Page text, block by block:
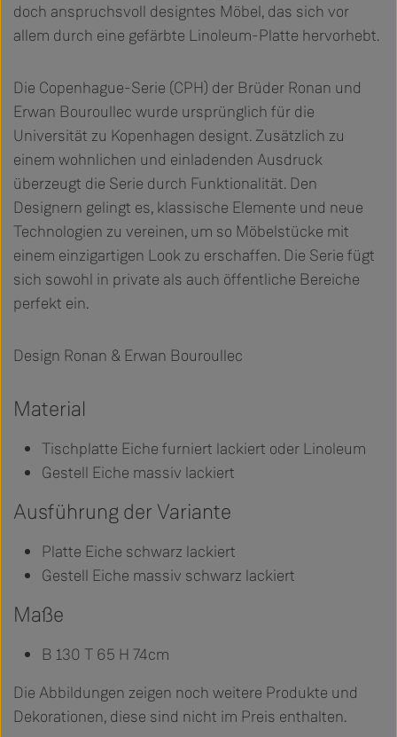
doch anspruchsvoll designtes Möbel, das sich vor
allem durch eine gefärbte Linoleum-Platte hervorhebt.
Die Copenhague-Serie (CPH) der Brüder Ronan und
Erwan Bouroullec wurde ursprünglich für die
Universität zu Kopenhagen designt. Zusätzlich zu
einem wohnlichen und einladenden Ausdruck
überzeugt die Serie durch Funktionalität. Den
Designern gelingt es, klassische Elemente und neue
Technologien zu vereinen, um so Möbelstücke mit
einem einzigartigen Look zu erschaffen. Die Serie fügt
sich sowohl in private als auch öffentliche Bereiche
perfekt ein.
Design Ronan & Erwan Bouroullec
Material
Tischplatte Eiche furniert lackiert oder Linoleum
Gestell Eiche massiv lackiert
Ausführung der Variante
Platte Eiche schwarz lackiert
Gestell Eiche massiv schwarz lackiert
Maße
B 130 T 65 H 74cm
Die Abbildungen zeigen noch weitere Produkte und
Dekorationen, diese sind nicht im Preis enthalten.